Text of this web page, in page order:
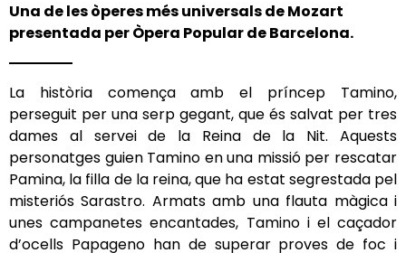
Una de les òperes més universals de Mozart
presentada per Òpera Popular de Barcelona.
La història comença amb el príncep Tamino,
perseguit per una serp gegant, que és salvat per tres
dames al servei de la Reina de la Nit. Aquests
personatges guien Tamino en una missió per rescatar
Pamina, la filla de la reina, que ha estat segrestada pel
misteriós Sarastro. Armats amb una flauta màgica i
unes campanetes encantades, Tamino i el caçador
d’ocells Papageno han de superar proves de foc i